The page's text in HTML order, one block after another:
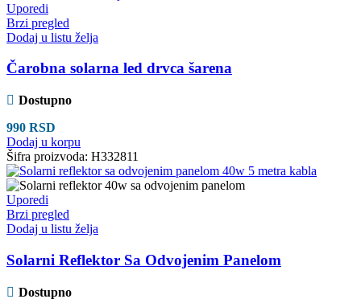
Uporedi
Brzi pregled
Dodaj u listu želja
Čarobna solarna led drvca šarena
Dostupno
990 RSD
Dodaj u korpu
Šifra proizvoda: H332811
Uporedi
Brzi pregled
Dodaj u listu želja
Solarni Reflektor Sa Odvojenim Panelom
Dostupno